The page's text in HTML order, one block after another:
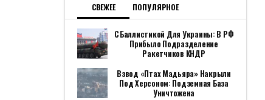
СВЕЖЕЕ ПОПУЛЯРНОЕ
С Баллистикой Для Украины: В РФ
Прибыло Подразделение
Ракетчиков КНДР
Взвод «Птах Мадьяра» Накрыли
Под Херсоном: Подземная База
Уничтожена